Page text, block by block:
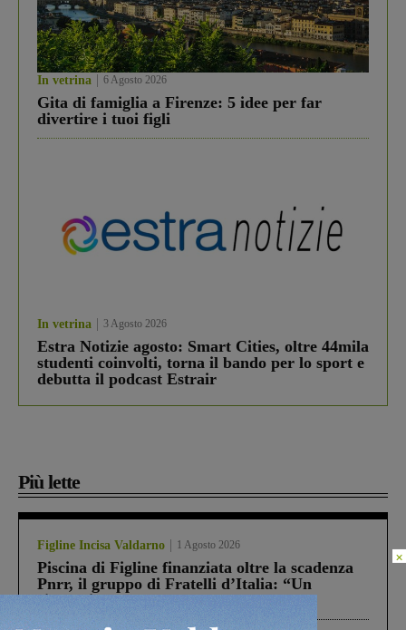
In vetrina 6 Agosto 2026
Gita di famiglia a Firenze: 5 idee per far
divertire i tuoi figli
In vetrina 3 Agosto 2026
Estra Notizie agosto: Smart Cities, oltre 44mila
studenti coinvolti, torna il bando per lo sport e
debutta il podcast Estrair
Più lette
Figline Incisa Valdarno 1 Agosto 2026
Piscina di Figline finanziata oltre la scadenza
Pnrr, il gruppo di Fratelli d’Italia: “Un
ringraziamento al Governo”
×